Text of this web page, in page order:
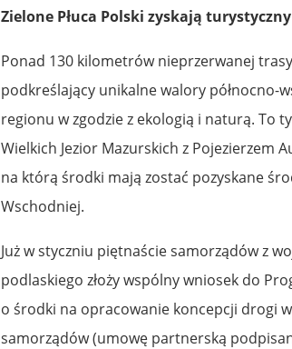
Zielone Płuca Polski zyskają
Ponad 130 kilometrów nieprzerwanej
podkreślający unikalne walory północno-
regionu w zgodzie z ekologią i naturą. To
Wielkich Jezior Mazurskich z Pojezierzem
na którą środki mają zostać pozyskane
Wschodniej.
Już w styczniu piętnaście samorządów z
podlaskiego złoży wspólny wniosek do
o środki na opracowanie koncepcji drogi
samorządów (umowę partnerską